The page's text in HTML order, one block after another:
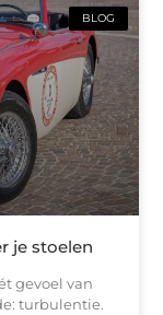
BLOG
je stoelen
gevoel van
turbulentie.